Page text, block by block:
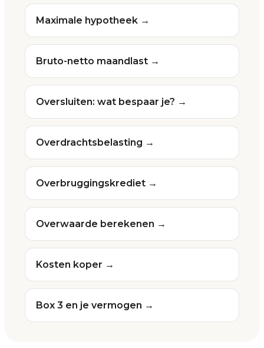
Maximale hypotheek →
Bruto-netto maandlast →
Oversluiten: wat bespaar je? →
Overdrachtsbelasting →
Overbruggingskrediet →
Overwaarde berekenen →
Kosten koper →
Box 3 en je vermogen →